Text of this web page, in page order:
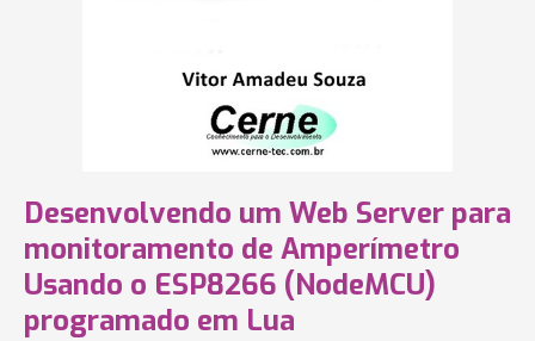
Desenvolvendo um Web Server para
monitoramento de Amperímetro
Usando o ESP8266 (NodeMCU)
programado em Lua